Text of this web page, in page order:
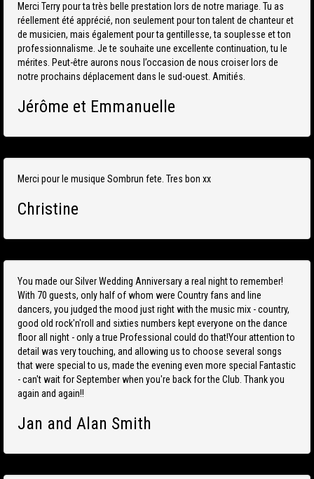
Merci Terry pour ta très belle prestation lors de notre mariage. Tu as
réellement été apprécié, non seulement pour ton talent de chanteur et
de musicien, mais également pour ta gentillesse, ta souplesse et ton
professionnalisme. Je te souhaite une excellente continuation, tu le
mérites. Peut-être aurons nous l’occasion de nous croiser lors de
notre prochains déplacement dans le sud-ouest. Amitiés.
Jérôme et Emmanuelle
Merci pour le musique Sombrun fete. Tres bon xx
Christine
You made our Silver Wedding Anniversary a real night to remember!
With 70 guests, only half of whom were Country fans and line
dancers, you judged the mood just right with the music mix - country,
good old rock'n'roll and sixties numbers kept everyone on the dance
floor all night - only a true Professional could do that!Your attention to
detail was very touching, and allowing us to choose several songs
that were special to us, made the evening even more special Fantastic
- can't wait for September when you're back for the Club. Thank you
again and again!!
Jan and Alan Smith